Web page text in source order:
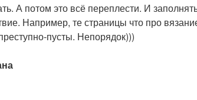
А потом это всё переплести. И
Например, те страницы что про
пусты. Непорядок)))